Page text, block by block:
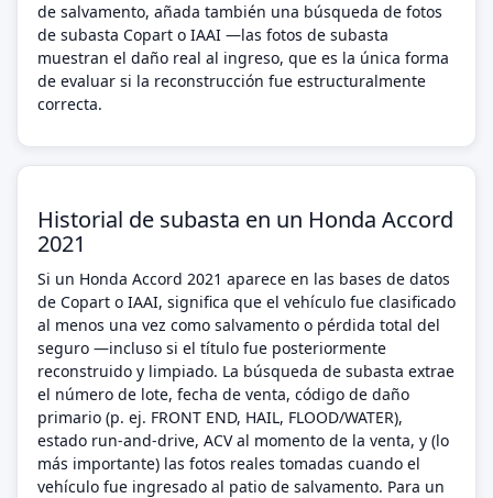
de salvamento, añada también una búsqueda de fotos
de subasta Copart o IAAI —las fotos de subasta
muestran el daño real al ingreso, que es la única forma
de evaluar si la reconstrucción fue estructuralmente
correcta.
Historial de subasta en un Honda Accord
2021
Si un Honda Accord 2021 aparece en las bases de datos
de Copart o IAAI, significa que el vehículo fue clasificado
al menos una vez como salvamento o pérdida total del
seguro —incluso si el título fue posteriormente
reconstruido y limpiado. La búsqueda de subasta extrae
el número de lote, fecha de venta, código de daño
primario (p. ej. FRONT END, HAIL, FLOOD/WATER),
estado run-and-drive, ACV al momento de la venta, y (lo
más importante) las fotos reales tomadas cuando el
vehículo fue ingresado al patio de salvamento. Para un